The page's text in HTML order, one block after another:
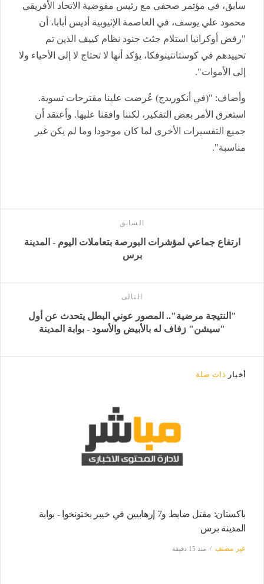
سابق، في مؤتمر صحفي مع رئيس مفوضية الاتحاد الأفريقي
محمود علي يوسف، في العاصمة الإثيوبية أديس أبابا، أن
"رفض أوكرانيا استلام جثث جنود نظام كييف الذين تم
تحييدهم في كوستانتينوفكا، يؤكد أنها لا تحتاج لا إلى الأحياء ولا
إلى الأموات".
وأضاف: "(في أنكوريدج) عُرضت علينا مقترحات تسوية.
استغرق الأمر بعض التفكير، لكننا وافقنا عليها. وأعتقد أن
جميع التفسيرات الأخرى لما كان موجودا وما لم يكن غير
مناسبة".
السابق
ارتفاع جماعي لمؤشرات البورصة بتعاملات اليوم - المدينة
برس
التالى
"النتيجة مرضية".. المصور عوني البطل يتحدث عن أول
"سيشن" زفاف له بالأبيض والأسود - بوابة المدينة
أخبار ذات صلة
باكستان: مقتل ضابط و7 إرهابيين في خيبر بختونخوا - بوابة
المدينة برس
غير مصنف منذ 15 دقيقة